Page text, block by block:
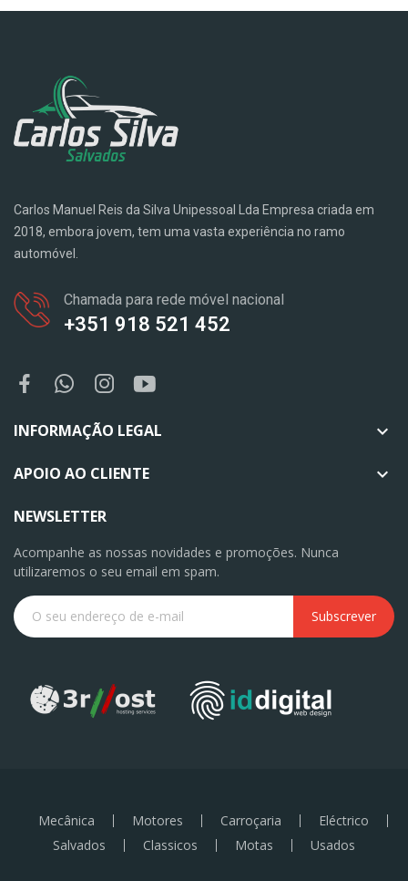
Carlos Manuel Reis da Silva Unipessoal Lda Empresa criada em
2018, embora jovem, tem uma vasta experiência no ramo
automóvel.
Chamada para rede móvel nacional
+351 918 521 452
INFORMAÇÃO LEGAL 
APOIO AO CLIENTE 
NEWSLETTER
Acompanhe as nossas novidades e promoções. Nunca
utilizaremos o seu email em spam.
Subscrever
Mecânica Motores Carroçaria
Eléctrico
Salvados
Classicos Motas Usados